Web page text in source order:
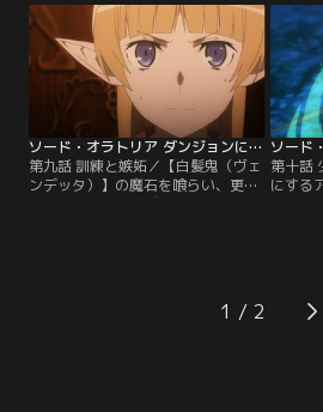
解決せよ、と。胎児の宝玉や赤髪の
【調教師】との関連を匂わされ、ア
イズは漆黒のローブを纏う謎の人物
から依頼（クエスト）を受諾。アイ
ズが厄介事に巻き込まれたと知った
ロキは…。【提供：バンダイチャン
ネル】
かった
たアイ
めてい
フィー
ルメ
れぞれ
供：バ
ソード・オラトリア ダンジョンに出会いを求めるのは間違っているだろうか外伝 第09話
第九話 訓練と嫉妬／【白髪鬼（ヴェ
ンデッタ）】の魔石を喰らい、更な
る力を手にしたレヴィスから、59階
ベルに謝罪をする為に。ごく短期間
で駆け出しの冒険者から10階層の怪
第十話
にする
者は
で特
で尋
1